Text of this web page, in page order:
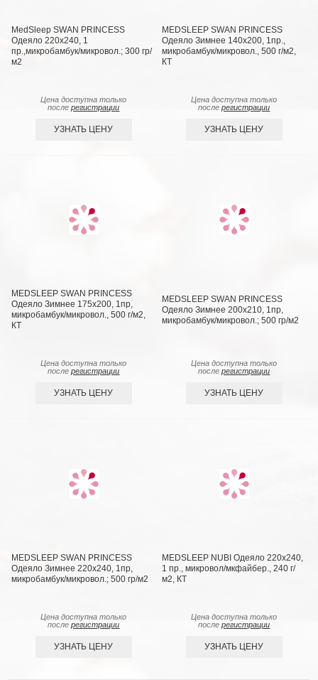
MedSleep SWAN PRINCESS
Одеяло 220х240, 1
пр.,микробамбук/микровол.; 300 гр/
м2
Цена доступна только
послерегистрации
УЗНАТЬ ЦЕНУ
MEDSLEEP SWAN PRINCESS
Одеяло Зимнее 140х200, 1пр.,
микробамбук/микровол., 500 г/м2,
КТ
Цена доступна только
послерегистрации
УЗНАТЬ ЦЕНУ
MEDSLEEP SWAN PRINCESS
Одеяло Зимнее 175х200, 1пр,
микробамбук/микровол., 500 г/м2,
КТ
Цена доступна только
послерегистрации
УЗНАТЬ ЦЕНУ
MEDSLEEP SWAN PRINCESS
Одеяло Зимнее 200х210, 1пр,
микробамбук/микровол.; 500 гр/м2
Цена доступна только
послерегистрации
УЗНАТЬ ЦЕНУ
MEDSLEEP SWAN PRINCESS
Одеяло Зимнее 220х240, 1пр,
микробамбук/микровол.; 500 гр/м2
Цена доступна только
послерегистрации
УЗНАТЬ ЦЕНУ
MEDSLEEP NUBI Одеяло 220х240,
1 пр., микровол/мкфайбер., 240 г/
м2, КТ
Цена доступна только
послерегистрации
УЗНАТЬ ЦЕНУ